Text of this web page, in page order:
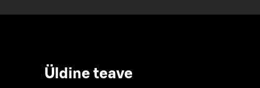
Üldine teave